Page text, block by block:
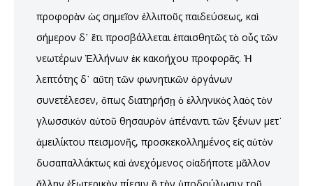
προφορὰν ὡς σημεῖον ἐλλιποῦς παιδεύσεως, καὶ
σήμερον δ᾿ ἔτι προσβάλλεται ἐπαισθητῶς τὸ οὖς τῶν
νεωτέρων Ἑλλήνων ἐκ κακοήχου προφορᾶς. Ἡ
λεπτότης δ᾿ αὕτη τῶν φωνητικῶν ὀργάνων
συνετέλεσεν, ὅπως διατηρήσῃ ὁ ἑλληνικὸς λαὸς τὸν
γλωσσικὸν αὐτοῦ θησαυρὸν ἀπέναντι τῶν ξένων μετ᾿
ἀμειλίκτου πεισμονῆς, προσκεκολλημένος εἰς αὐτὸν
δυσαπαλλάκτως καὶ ἀνεχόμενος οἱαδήποτε μᾶλλον
ἄλλην ἐξωτερικὴν πίεσιν ἢ τὴν ὑποδούλωσιν τοῦ